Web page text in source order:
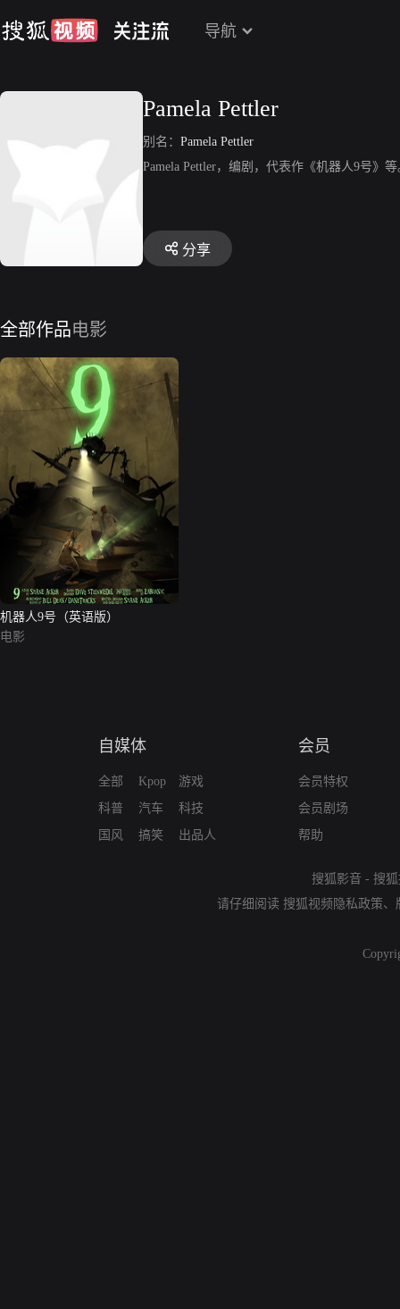
导航
Pamela Pettler
别名： Pamela Pettler
Pamela Pettler，编剧，代表作《机器人9号》等
分享
全部作品电影
机器人9号（英语版）
电影
自媒体
全部
科普
国风
Kpop
汽车
搞笑
游戏
科技
出品人
会员
会员特权
会员剧场
帮助
搜狐影音 - 搜
请仔细阅读 搜狐视频隐私政策、